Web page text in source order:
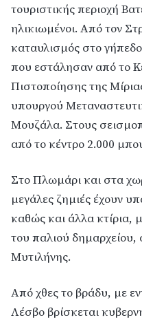
τουριστικής περιοχή
ηλικιωμένοι. Από τον
καταυλισμός στο
που εστάλησαν από το
Πιστοποίησης της
υπουργού
Μουζάλα. Στους
από το κέντρο 2.000
Στο Πλωμάρι και στα
μεγάλες ζημιές έχουν
καθώς και άλλα κτίρια,
του παλιού δημαρχείου,
Μυτιλήνης.
Από χθες το βράδυ, με
Λέσβο βρίσκεται